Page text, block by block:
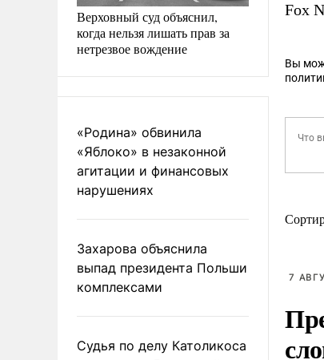
Верховный суд объяснил,
когда нельзя лишать прав за
нетрезвое вождение
«Родина» обвинила
«Яблоко» в незаконной
агитации и финансовых
нарушениях
Захарова объяснила
выпад президента Польши
комплексами
Судья по делу Католикоса
Fox
Вы
7